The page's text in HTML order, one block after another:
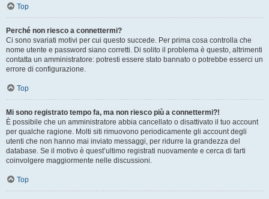
Top
Perché non riesco a connettermi?
Ci sono svariati motivi per cui questo succede. Per prima cosa controlla che
nome utente e password siano corretti. Di solito il problema è questo, altrimenti
contatta un amministratore: potresti essere stato bannato o potrebbe esserci un
errore di configurazione.
Top
Mi sono registrato tempo fa, ma non riesco più a connettermi?!
È possibile che un amministratore abbia cancellato o disattivato il tuo account
per qualche ragione. Molti siti rimuovono periodicamente gli account degli
utenti che non hanno mai inviato messaggi, per ridurre la grandezza del
database. Se il motivo è quest’ultimo registrati nuovamente e cerca di farti
coinvolgere maggiormente nelle discussioni.
Top